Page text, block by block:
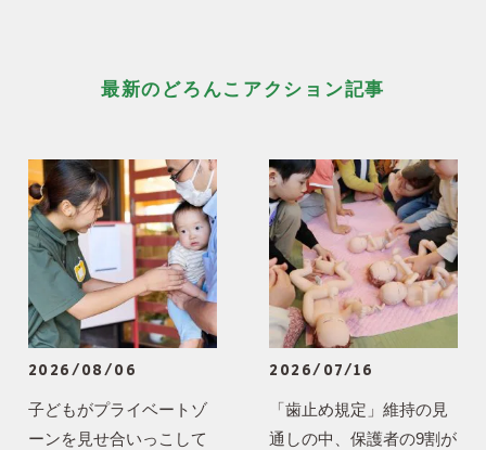
最新のどろんこアクション記事
2026/08/06
子どもがプライベートゾ
ーンを見せ合いっこして
2026/07/16
「歯止め規定」維持の見
通しの中、保護者の9割が